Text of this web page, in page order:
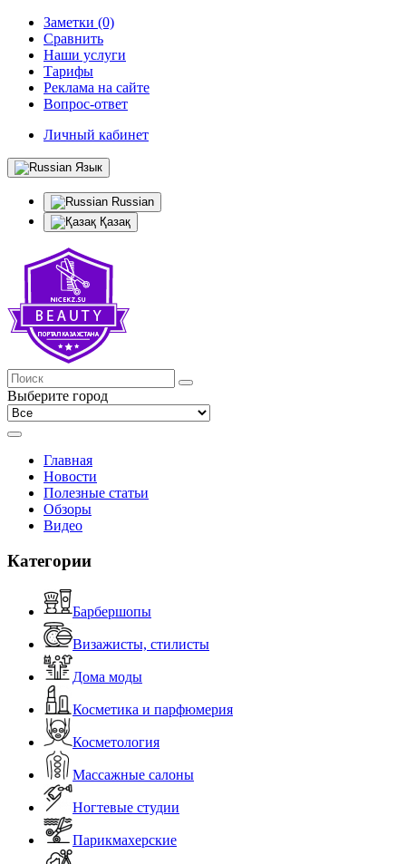
Заметки (0)
Сравнить
Наши услуги
Тарифы
Реклама на сайте
Вопрос-ответ
Личный кабинет
Язык
Russian
Қазақ
Выберите город
Главная
Новости
Полезные статьи
Обзоры
Видео
Категории
Барбершопы
Визажисты, стилисты
Дома моды
Косметика и парфюмерия
Косметология
Массажные салоны
Ногтевые студии
Парикмахерские